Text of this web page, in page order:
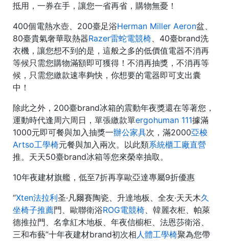
抵用，一券在手，讓您一省再省，購物無憂！
400個電熱水壺、200臺足浴Herman Miller Aeron盆、
80臺貴氣奢華取熱器Razer雷蛇電競椅、40臺brand洗
衣機，讓您想不到的是，這般之多的低價值電器不消再
等候只需您購物滿額即可獲得！不消再抽獎，不消再等
候，只需您繳款速率夠快，你想要的電器即可支出囊
中！
除此之外，200臺brand冰箱的震動年夜獎還在等著您，
運動時代逢周六周日，單張繳款單ergohuman 111據滿
1000元即可餐與加入抽獎一辦公家具次，滿2000亞梭
Artso工學椅元餐與加入兩次。以此類系統櫃工廠直營
推。天天50臺brand冰箱等您來榮幸抽取。
10年夜建材旗艦，低至7折再享歐亞達專屬9折優惠
“Xten法拉利圣·凡爾賽陶瓷、升達地板、全友·天天木久
坐椅子推薦門、歐聯衛浴ROG電競椅、韓麗衣柜、帕萊
德推拉門、名拿紅木地板、年夜信櫥柜、法恩莎衛浴、
三和布藝”十年夜建材brand初次相人體工學椅聚為您帶